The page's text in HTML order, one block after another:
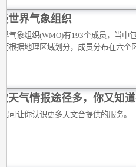
世界气象组织
气象组织(WMO)有193个成员，当中
根据地理区域划分，成员分布在六个
天气情报途径多，你又知道
可让你认识更多天文台提供的服务。